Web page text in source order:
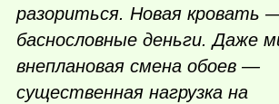
разориться. Новая кровать
баснословные деньги. Даже
внеплановая смена обоев —
существенная нагрузка на